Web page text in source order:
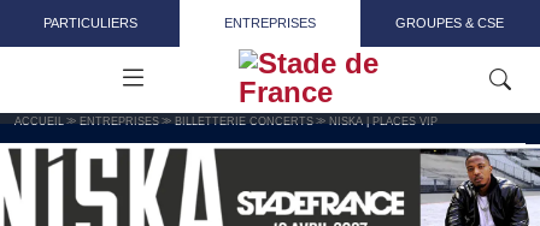
PARTICULIERS ENTREPRISES GROUPES & CSE
ACCUEIL ENTREPRISES BILLETTERIE CONCERTS NISKA | PLACES VIP